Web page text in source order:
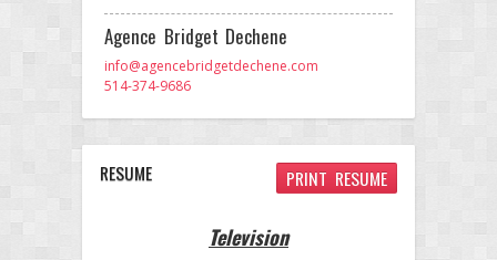
Agence Bridget Dechene
info@agencebridgetdechene.com
514-374-9686
RESUME PRINT RESUME
Television